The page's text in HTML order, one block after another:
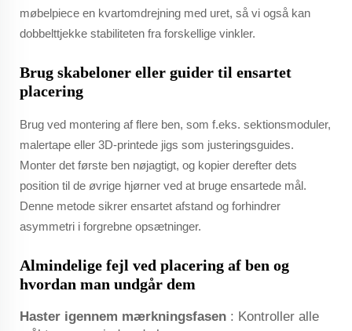
møbelpiece en kvartomdrejning med uret, så vi også kan
dobbelttjekke stabiliteten fra forskellige vinkler.
Brug skabeloner eller guider til ensartet
placering
Brug ved montering af flere ben, som f.eks. sektionsmoduler,
malertape eller 3D-printede jigs som justeringsguides.
Monter det første ben nøjagtigt, og kopier derefter dets
position til de øvrige hjørner ved at bruge ensartede mål.
Denne metode sikrer ensartet afstand og forhindrer
asymmetri i forgrebne opsætninger.
Almindelige fejl ved placering af ben og
hvordan man undgår dem
Haster igennem mærkningsfasen : Kontroller alle